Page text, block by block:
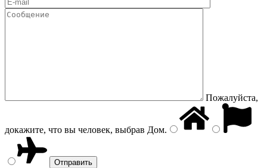
Пожалуйста,
докажите, что вы человек, выбрав Дом.